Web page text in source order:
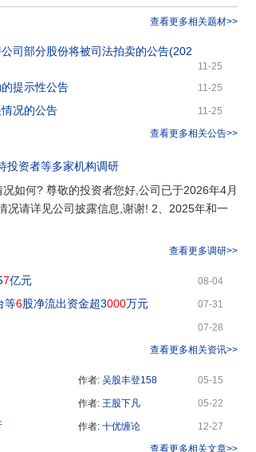
查看更多相关题材>>
司部分股份将被司法拍卖的公告(202
11-25
提示性公告 11-25
况的公告
11-25
查看更多相关公告>>
投资者等多家机构调研
如何? 尊敬的投资者您好,公司已于2026年4月
况请详见公司披露信息,谢谢! 2、2025年和一
查看更多调研>>
7亿元 08-04
等6股净流出资金超3000万元 07-31
07-28
查看更多相关资讯>>
作者: 吴股丰登158 05-15
作者: 王股下凡 05-22
作者: 十优缠论
12-27
查看更多相关文章>>